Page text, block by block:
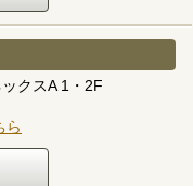
クスA 1・2F
ら